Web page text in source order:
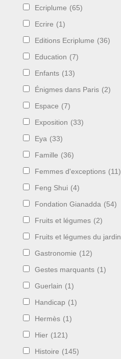
Ecriplume (65)
Ecrire (1)
Editions Ecriplume (36)
Education (7)
Enfants (13)
Énigmes dans Paris (2)
Espace (7)
Exposition (33)
Eya (33)
Famille (36)
Femmes d'exceptions (11)
Feng Shui (4)
Fondation Gianadda (54)
Fruits et légumes (2)
Fruits et légumes du jardin
Gastronomie (12)
Gestes marquants (1)
Guerlain (1)
Handicap (1)
Hermès (1)
Hier (121)
Histoire (145)